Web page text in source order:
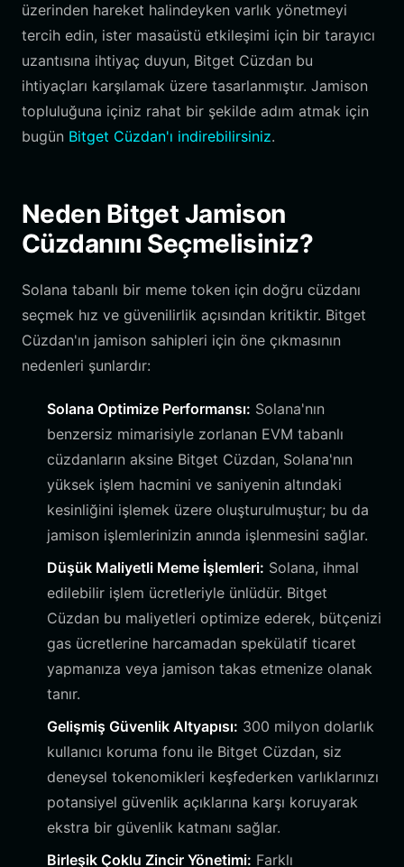
üzerinden hareket halindeyken varlık yönetmeyi
tercih edin, ister masaüstü etkileşimi için bir tarayıcı
uzantısına ihtiyaç duyun, Bitget Cüzdan bu
ihtiyaçları karşılamak üzere tasarlanmıştır. Jamison
topluluğuna içiniz rahat bir şekilde adım atmak için
bugün Bitget Cüzdan'ı indirebilirsiniz.
Neden Bitget Jamison
Cüzdanını Seçmelisiniz?
Solana tabanlı bir meme token için doğru cüzdanı
seçmek hız ve güvenilirlik açısından kritiktir. Bitget
Cüzdan'ın jamison sahipleri için öne çıkmasının
nedenleri şunlardır:
Solana Optimize Performansı: Solana'nın
benzersiz mimarisiyle zorlanan EVM tabanlı
cüzdanların aksine Bitget Cüzdan, Solana'nın
yüksek işlem hacmini ve saniyenin altındaki
kesinliğini işlemek üzere oluşturulmuştur; bu da
jamison işlemlerinizin anında işlenmesini sağlar.
Düşük Maliyetli Meme İşlemleri: Solana, ihmal
edilebilir işlem ücretleriyle ünlüdür. Bitget
Cüzdan bu maliyetleri optimize ederek, bütçenizi
gas ücretlerine harcamadan spekülatif ticaret
yapmanıza veya jamison takas etmenize olanak
tanır.
Gelişmiş Güvenlik Altyapısı: 300 milyon dolarlık
kullanıcı koruma fonu ile Bitget Cüzdan, siz
deneysel tokenomikleri keşfederken varlıklarınızı
potansiyel güvenlik açıklarına karşı koruyarak
ekstra bir güvenlik katmanı sağlar.
Birleşik Çoklu Zincir Yönetimi: Farklı